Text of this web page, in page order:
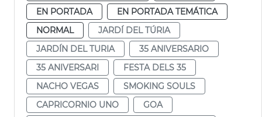
EN PORTADA
EN PORTADA TEMÁTICA
NORMAL
JARDÍ DEL TÚRIA
JARDÍN DEL TURIA
35 ANIVERSARIO
35 ANIVERSARI
FESTA DELS 35
NACHO VEGAS
SMOKING SOULS
CAPRICORNIO UNO
GOA